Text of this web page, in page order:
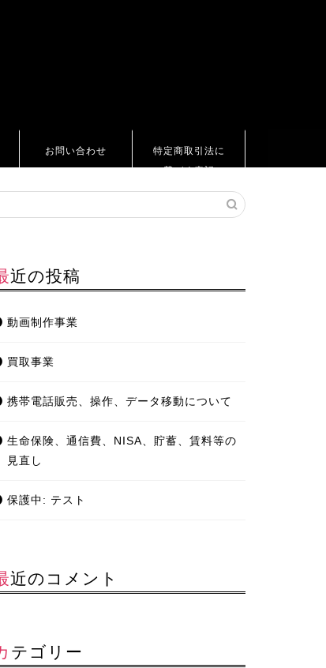
お問い合わせ
特定商取引法に
基づく表記
最近の投稿
動画制作事業
買取事業
携帯電話販売、操作、データ移動について
生命保険、通信費、NISA、貯蓄、賃料等の
見直し
保護中: テスト
最近のコメント
カテゴリー